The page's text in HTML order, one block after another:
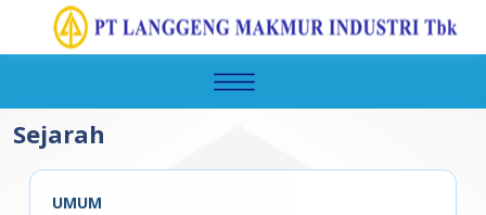
Sejarah
UMUM